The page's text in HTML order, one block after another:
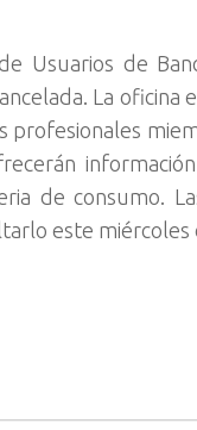
Usuarios de
La oficina
profesionales
de consumo.
este miércoles